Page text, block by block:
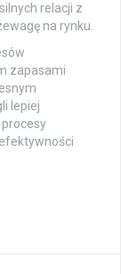
relacji z
na rynku.
zapasami
lepiej